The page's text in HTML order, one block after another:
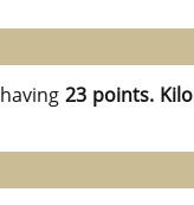
having23 points.